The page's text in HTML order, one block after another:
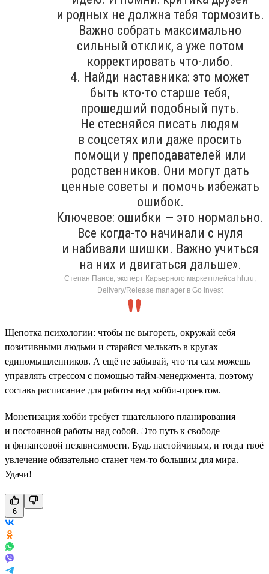
и родных не должна тебя тормозить.
Важно собрать максимально
сильный отклик, а уже потом
корректировать что-либо.
4. Найди наставника: это может
быть кто-то старше тебя,
прошедший подобный путь.
Не стесняйся писать людям
в соцсетях или даже просить
помощи у преподавателей или
родственников. Они могут дать
ценные советы и помочь избежать
ошибок.
Ключевое: ошибки — это нормально.
Все когда-то начинали с нуля
и набивали шишки. Важно учиться
на них и двигаться дальше».
Степан Панов, эксперт Карьерного маркетплейса hh.ru,
Delivery/Release manager в Go Invest
Щепотка психологии: чтобы не выгореть, окружай себя
позитивными людьми и старайся мелькать в кругах
единомышленников. А ещё не забывай, что ты сам можешь
управлять стрессом с помощью тайм-менеджмента, поэтому
составь расписание для работы над хобби-проектом.
Монетизация хобби требует тщательного планирования
и постоянной работы над собой. Это путь к свободе
и финансовой независимости. Будь настойчивым, и тогда твоё
увлечение обязательно станет чем-то большим для мира.
Удачи!
6